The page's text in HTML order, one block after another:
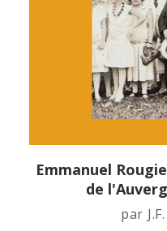
Emmanuel
de
par